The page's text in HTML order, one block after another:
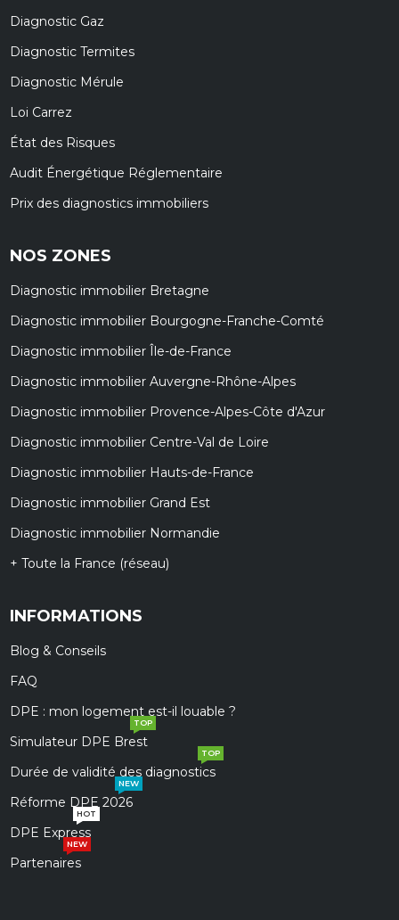
Diagnostic Gaz
Diagnostic Termites
Diagnostic Mérule
Loi Carrez
État des Risques
Audit Énergétique Réglementaire
Prix des diagnostics immobiliers
NOS ZONES
Diagnostic immobilier Bretagne
Diagnostic immobilier Bourgogne-Franche-Comté
Diagnostic immobilier Île-de-France
Diagnostic immobilier Auvergne-Rhône-Alpes
Diagnostic immobilier Provence-Alpes-Côte d'Azur
Diagnostic immobilier Centre-Val de Loire
Diagnostic immobilier Hauts-de-France
Diagnostic immobilier Grand Est
Diagnostic immobilier Normandie
+ Toute la France (réseau)
INFORMATIONS
Blog & Conseils
FAQ
DPE : mon logement est-il louable ?
Simulateur DPE Brest
TOP
Durée de validité des diagnostics
TOP
Réforme DPE 2026
NEW
DPE Express
HOT
Partenaires
NEW